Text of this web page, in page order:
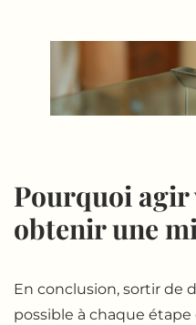
Pourquoi
obtenir une
En conclusion, sortir de
possible à chaque étape